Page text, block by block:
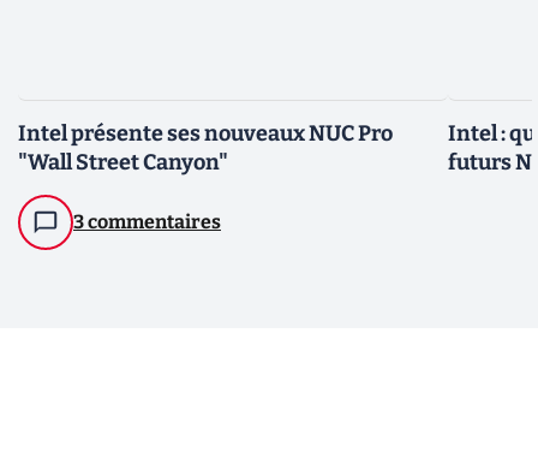
Intel présente ses nouveaux NUC Pro
"Wall Street Canyon"
3 commentaires
Intel :
futurs